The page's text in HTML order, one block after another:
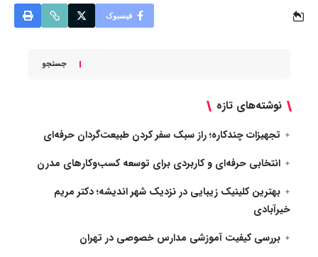
فیسبوک
جستجو
نوشته‌های تازه
تجهیزات چندکاره؛ راز سبک سفر کردن طبیعت‌گردان حرفه‌ای
انتخابی حرفه‌ای و کاربردی برای توسعه کسب‌وکارهای مدرن
بهترین کلینیک زیبایی در نزدیک شهر اندیشه؛ دکتر مریم
خیرآبادی
بررسی کیفیت آموزشی مدارس خصوصی در تهران